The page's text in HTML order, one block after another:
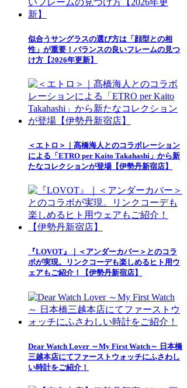
似合うサングラスの選び方は「顔型との相
性」が重要！バランスの良いフレームの見つ
け方【2026年更新】
＜エトロ＞｜髙橋海人とのコラボレーション
による「ETRO per Kaito Takahashi」から新
たなコレクションが登場【伊勢丹新宿店】
『LOVOT』｜＜アンダーカバー＞とのコラ
ボが実現。リンクコーデも楽しめるヒト用ウ
ェアもご紹介！【伊勢丹新宿店】
Dear Watch Lover ～My First Watch～ 日本橋
三越本店にてファーストウォッチにふさわし
い時計をご紹介！